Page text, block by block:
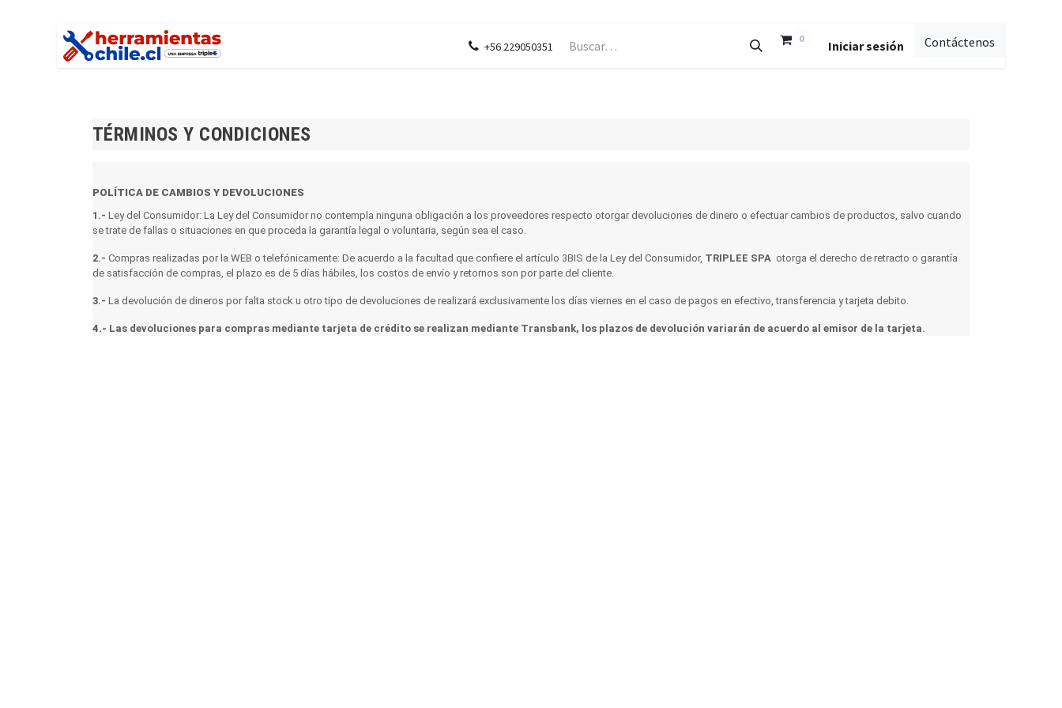
Ir al contenido
Legal+56 229050351
0 Iniciar sesión Contáctenos
TÉRMINOS Y CONDICIONES
POLÍTICA DE CAMBIOS Y DEVOLUCIONES
1.- Ley del Consumidor: La Ley del Consumidor no contempla ninguna obligación a los proveedores respecto otorgar devoluciones de dinero o efectuar cambios de productos, salvo cuando
se trate de fallas o situaciones en que proceda la garantía legal o voluntaria, según sea el caso.
2.- Compras realizadas por la WEB o telefónicamente: De acuerdo a la facultad que confiere el artículo 3BIS de la Ley del Consumidor, TRIPLEE SPA otorga el derecho de retracto o garantía
de satisfacción de compras, el plazo es de 5 días hábiles, los costos de envío y retornos son por parte del cliente.
3.- La devolución de dineros por falta stock u otro tipo de devoluciones de realizará exclusivamente los días viernes en el caso de pagos en efectivo, transferencia y tarjeta debito.
4.- Las devoluciones para compras mediante tarjeta de crédito se realizan mediante Transbank, los plazos de devolución variarán de acuerdo al emisor de la tarjeta.